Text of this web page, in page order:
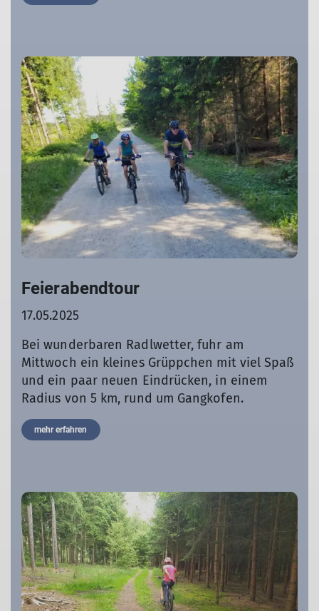
Feierabendtour
17.05.2025
Bei wunderbaren Radlwetter, fuhr am
Mittwoch ein kleines Grüppchen mit viel Spaß
und ein paar neuen Eindrücken, in einem
Radius von 5 km, rund um Gangkofen.
mehr erfahren